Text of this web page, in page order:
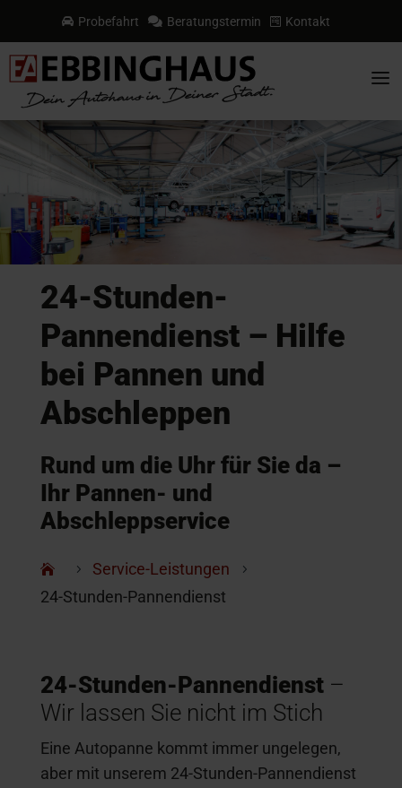
 Probefahrt  Beratungstermin  Kontakt
a
24-Stunden-
Pannendienst – Hilfe
bei Pannen und
Abschleppen
Rund um die Uhr für Sie da –
Ihr Pannen- und
Abschleppservice
5 Service-Leistungen 5
24-Stunden-Pannendienst
24-Stunden-Pannendienst –
Wir lassen Sie nicht im Stich
Eine Autopanne kommt immer ungelegen,
aber mit unserem 24-Stunden-Pannendienst